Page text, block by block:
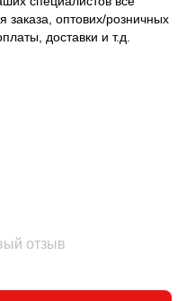
оптових/розничных
доставки и т.д.
отзыв